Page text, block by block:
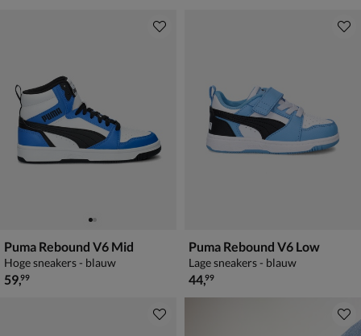
Puma Rebound V6 Mid
Hoge sneakers - blauw
€ 59,99
59,99
Puma Rebound V6 Low
Lage sneakers - blauw
€ 44,99
44,99